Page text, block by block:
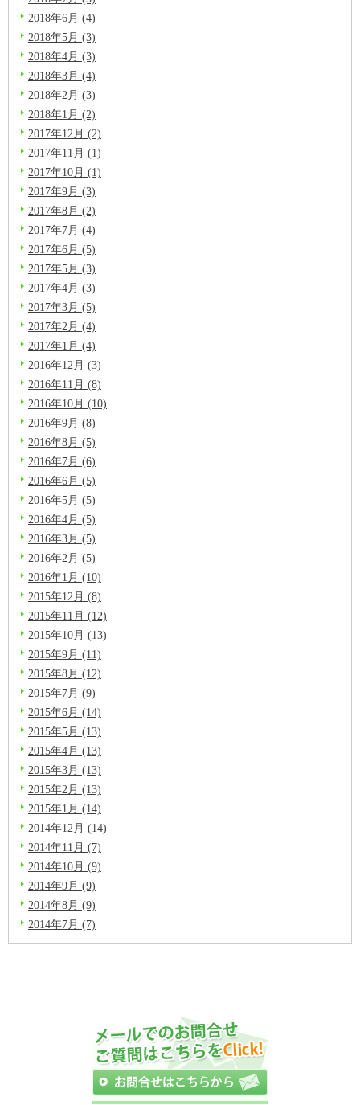
2018年6月 (4)
2018年5月 (3)
2018年4月 (3)
2018年3月 (4)
2018年2月 (3)
2018年1月 (2)
2017年12月 (2)
2017年11月 (1)
2017年10月 (1)
2017年9月 (3)
2017年8月 (2)
2017年7月 (4)
2017年6月 (5)
2017年5月 (3)
2017年4月 (3)
2017年3月 (5)
2017年2月 (4)
2017年1月 (4)
2016年12月 (3)
2016年11月 (8)
2016年10月 (10)
2016年9月 (8)
2016年8月 (5)
2016年7月 (6)
2016年6月 (5)
2016年5月 (5)
2016年4月 (5)
2016年3月 (5)
2016年2月 (5)
2016年1月 (10)
2015年12月 (8)
2015年11月 (12)
2015年10月 (13)
2015年9月 (11)
2015年8月 (12)
2015年7月 (9)
2015年6月 (14)
2015年5月 (13)
2015年4月 (13)
2015年3月 (13)
2015年2月 (13)
2015年1月 (14)
2014年12月 (14)
2014年11月 (7)
2014年10月 (9)
2014年9月 (9)
2014年8月 (9)
2014年7月 (7)